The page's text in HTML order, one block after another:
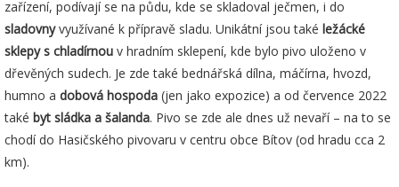
zařízení, podívají se na půdu, kde se skladoval ječmen, i do
sladovnyvyužívané k přípravě sladu. Unikátní jsou také ležácké
sklepy s chladírnou v hradním sklepení, kde bylo pivo uloženo v
dřevěných sudech. Je zde také bednářská dílna, máčírna, hvozd,
humno a dobová hospoda (jen jako expozice) a od července 2022
také byt sládka a šalanda. Pivo se zde ale dnes už nevaří – na to se
chodí do Hasičského pivovaru v centru obce Bítov (od hradu cca 2
km).